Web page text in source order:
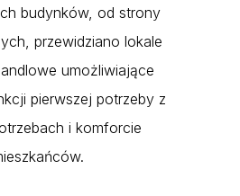
budynków, od strony
przewidziano lokale
umożliwiające
pierwszej potrzeby z
i komforcie